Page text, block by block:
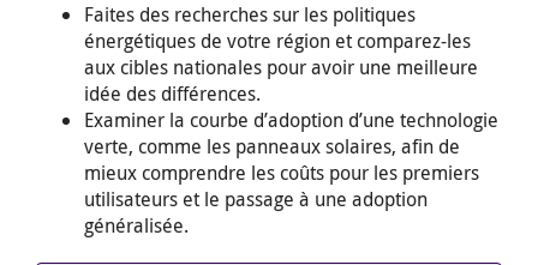
Faites des recherches sur les politiques
énergétiques de votre région et comparez-les
aux cibles nationales pour avoir une meilleure
idée des différences.
Examiner la courbe d’adoption d’une technologie
verte, comme les panneaux solaires, afin de
mieux comprendre les coûts pour les premiers
utilisateurs et le passage à une adoption
généralisée.